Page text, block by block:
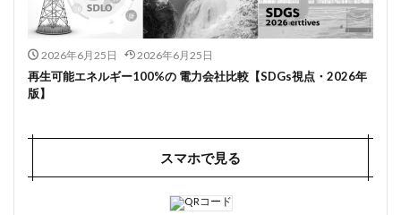
2026年6月25日 2026年6月25日
再生可能エネルギー100%の 電力会社比較【SDGs視点・2026年
版】
スマホで見る